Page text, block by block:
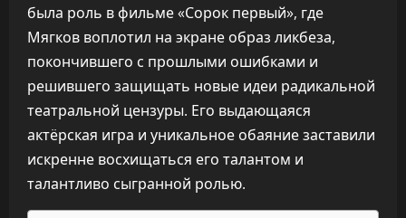
была роль в фильме «Сорок первый», где
Мягков воплотил на экране образ ликбеза,
покончившего с прошлыми ошибками и
решившего защищать новые идеи радикальной
театральной цензуры. Его выдающаяся
актёрская игра и уникальное обаяние заставили
искренне восхищаться его талантом и
талантливо сыгранной ролью.